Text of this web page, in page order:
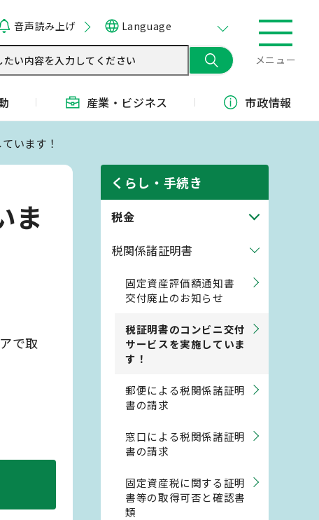
音声読み上げ Language
メニュー
産業・ ビジネス 市政情報
います！
ま
で取
くらし・手続き
税金
税関係諸証明書
固定資産評価額通知書
交付廃止のお知らせ
税証明書のコンビニ交付
サービスを実施していま
す！
郵便による税関係諸証明
書の請求
窓口による税関係諸証明
書の請求
固定資産税に関する証明
書等の取得可否と確認書
類